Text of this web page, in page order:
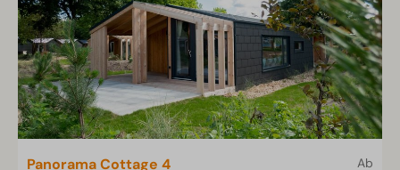
Ab
Panorama Cottage 4